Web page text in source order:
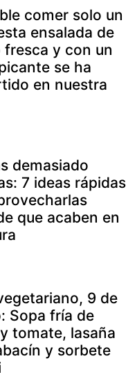
comer solo un
ensalada de
fresca y con un
se ha
en nuestra
demasiado
7 ideas rápidas
que acaben en
9 de
Sopa fría de
tomate, lasaña
y sorbete